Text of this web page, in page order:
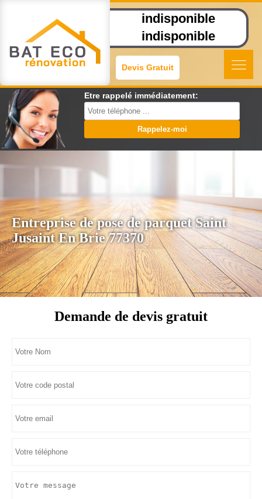
indisponible
indisponible
Devis Gratuit
Etre rappelé immédiatement:
Entreprise de pose de parquet Saint
Jusaint En Brie 77370
Demande de devis gratuit